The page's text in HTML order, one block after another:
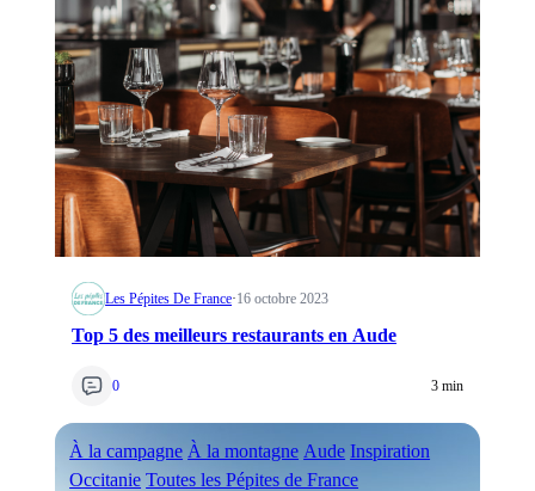
Les Pépites De France·16 octobre 2023
Top 5 des meilleurs restaurants en Aude
0 3 min
À la campagne À la montagne Aude Inspiration
Occitanie Toutes les Pépites de France